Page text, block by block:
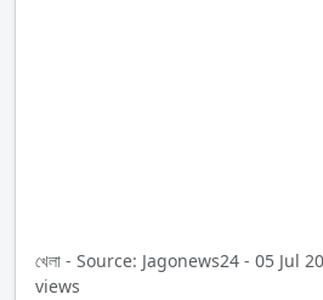
খেলা - Source: Jagonews24 - 05 Jul
views